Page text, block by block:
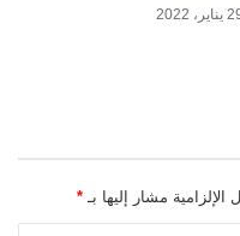
2022
الإلزامية مشار إليها بـ *